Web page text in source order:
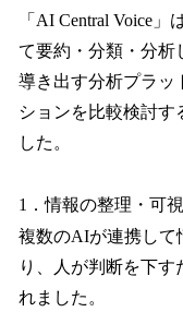
「AI Central Voice
て要約・分類・分析
導き出す分析プラッ
ションを比較検討す
した。
1．情報の整理・可
複数のAIが連携して
り、人が判断を下す
れました。